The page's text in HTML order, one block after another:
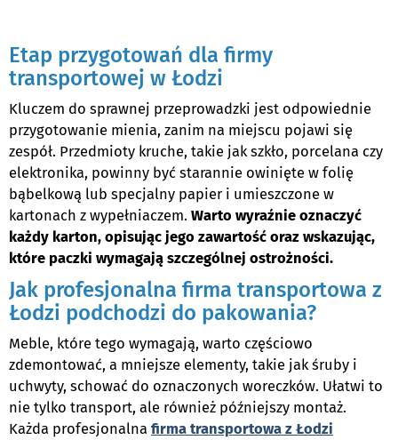
Etap przygotowań dla firmy
transportowej w Łodzi
Kluczem do sprawnej przeprowadzki jest odpowiednie
przygotowanie mienia, zanim na miejscu pojawi się
zespół. Przedmioty kruche, takie jak szkło, porcelana czy
elektronika, powinny być starannie owinięte w folię
bąbelkową lub specjalny papier i umieszczone w
kartonach z wypełniaczem. Warto wyraźnie oznaczyć
każdy karton, opisując jego zawartość oraz wskazując,
które paczki wymagają szczególnej ostrożności.
Jak profesjonalna firma transportowa z
Łodzi podchodzi do pakowania?
Meble, które tego wymagają, warto częściowo
zdemontować, a mniejsze elementy, takie jak śruby i
uchwyty, schować do oznaczonych woreczków. Ułatwi to
nie tylko transport, ale również późniejszy montaż.
Każda profesjonalna firma transportowa z Łodzi